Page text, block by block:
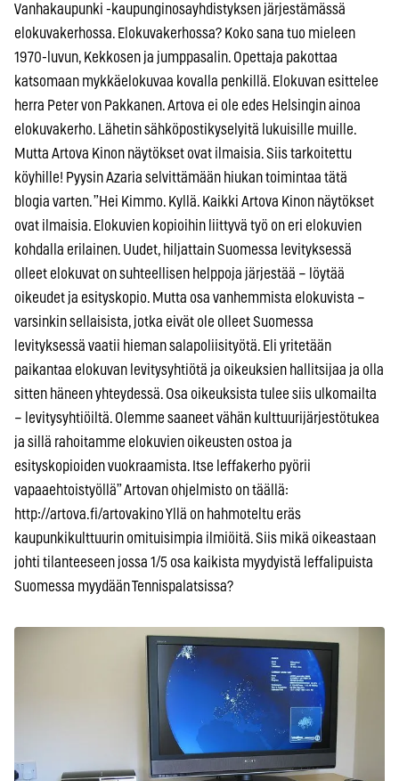
Vanhakaupunki -kaupunginosayhdistyksen järjestämässä
elokuvakerhossa. Elokuvakerhossa? Koko sana tuo mieleen
1970-luvun, Kekkosen ja jumppasalin. Opettaja pakottaa
katsomaan mykkäelokuvaa kovalla penkillä. Elokuvan esittelee
herra Peter von Pakkanen. Artova ei ole edes Helsingin ainoa
elokuvakerho. Lähetin sähköpostikyselyitä lukuisille muille.
Mutta Artova Kinon näytökset ovat ilmaisia. Siis tarkoitettu
köyhille! Pyysin Azaria selvittämään hiukan toimintaa tätä
blogia varten. ”Hei Kimmo. Kyllä. Kaikki Artova Kinon näytökset
ovat ilmaisia. Elokuvien kopioihin liittyvä työ on eri elokuvien
kohdalla erilainen. Uudet, hiljattain Suomessa levityksessä
olleet elokuvat on suhteellisen helppoja järjestää – löytää
oikeudet ja esityskopio. Mutta osa vanhemmista elokuvista –
varsinkin sellaisista, jotka eivät ole olleet Suomessa
levityksessä vaatii hieman salapoliisityötä. Eli yritetään
paikantaa elokuvan levitysyhtiötä ja oikeuksien hallitsijaa ja olla
sitten häneen yhteydessä. Osa oikeuksista tulee siis ulkomailta
– levitysyhtiöiltä. Olemme saaneet vähän kulttuurijärjestötukea
ja sillä rahoitamme elokuvien oikeusten ostoa ja
esityskopioiden vuokraamista. Itse leffakerho pyörii
vapaaehtoistyöllä” Artovan ohjelmisto on täällä:
http://artova.fi/artovakino Yllä on hahmoteltu eräs
kaupunkikulttuurin omituisimpia ilmiöitä. Siis mikä oikeastaan
johti tilanteeseen jossa 1/5 osa kaikista myydyistä leffalipuista
Suomessa myydään Tennispalatsissa?